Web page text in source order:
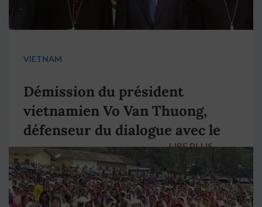
VIETNAM
Démission du président
vietnamien Vo Van Thuong,
défenseur du dialogue avec le
pape François
LIRE PLUS →